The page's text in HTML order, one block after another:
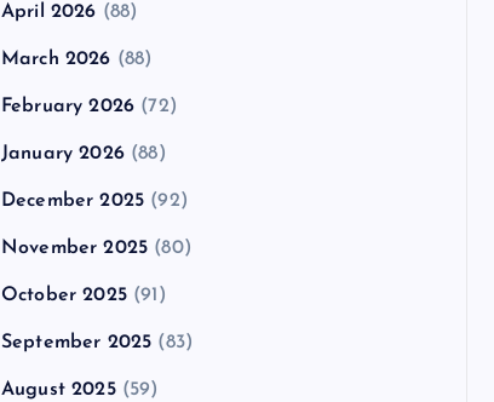
April 2026 (88)
March 2026 (88)
February 2026 (72)
January 2026(88)
December 2025 (92)
November 2025 (80)
October 2025(91)
September 2025 (83)
August 2025(59)